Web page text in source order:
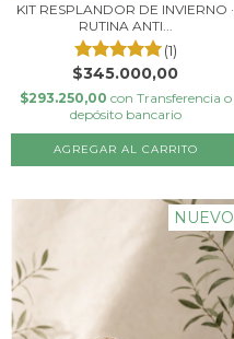
KIT RESPLANDOR DE INVIERNO ·
RUTINA ANTI...
(1)
$345.000,00
$293.250,00 con Transferencia o
depósito bancario
NUEVO